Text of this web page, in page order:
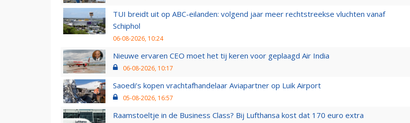
TUI breidt uit op ABC-eilanden: volgend jaar meer rechtstreekse vluchten vanaf
Schiphol
06-08-2026, 10:24
Nieuwe ervaren CEO moet het tij keren voor geplaagd Air India
06-08-2026, 10:17
Saoedi’s kopen vrachtafhandelaar Aviapartner op Luik Airport
05-08-2026, 16:57
Raamstoeltje in de Business Class? Bij Lufthansa kost dat 170 euro extra